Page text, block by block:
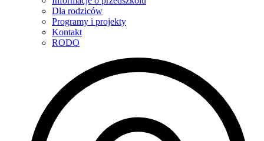
Dla rodziców
Programy i projekty
Kontakt
RODO